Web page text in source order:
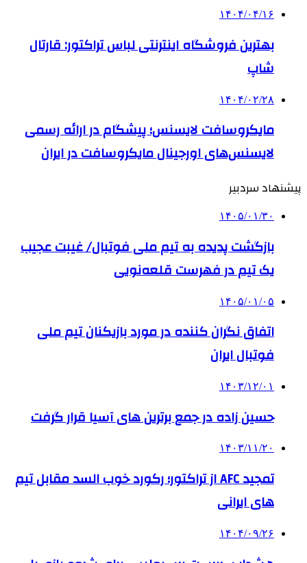
۱۴۰۴/۰۴/۱۶
بهترین فروشگاه اینترنتی لباس تراکتور: قارتال
شاپ
۱۴۰۴/۰۲/۲۸
مایکروسافت لایسنس؛ پیشگام در ارائه رسمی
لایسنس‌های اورجینال مایکروسافت در ایران
پیشنهاد سردبیر
۱۴۰۵/۰۱/۳۰
بازگشت پدیده به تیم ملی فوتبال/ غیبت عجیب
یک تیم در فهرست قلعه‌نویی
۱۴۰۵/۰۱/۰۵
اتفاق نگران کننده در مورد بازیکنان تیم ملی
فوتبال ایران
۱۴۰۳/۱۲/۰۱
حسین زاده در جمع برترین های آسیا قرار گرفت
۱۴۰۳/۱۱/۲۰
تمجید AFC از تراکتور؛ رکورد خوب السد مقابل تیم
های ایرانی
۱۴۰۴/۰۹/۲۶